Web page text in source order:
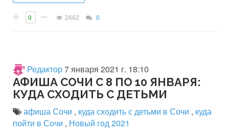
0 2662 0
Редактор7 января 2021 г. 18:10
АФИША СОЧИ С 8 ПО 10 ЯНВАРЯ:
КУДА СХОДИТЬ С ДЕТЬМИ
афиша Сочи , куда сходить с детьми в Сочи , куда
пойти в Сочи , Новый год 2021